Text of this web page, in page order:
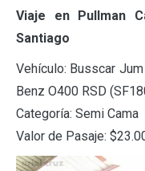
Viaje en Pullman
Santiago
Vehículo: Busscar
Benz O400 RSD
Categoría: Semi Cama
Valor de Pasaje: